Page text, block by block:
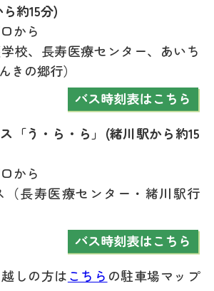
約15分)
から
校、長寿医療センター、あいち
きの郷行）
「う・ら・ら」(緒川駅から約15
から
（長寿医療センター・緒川駅行
しの方はこちら の駐車場マップ